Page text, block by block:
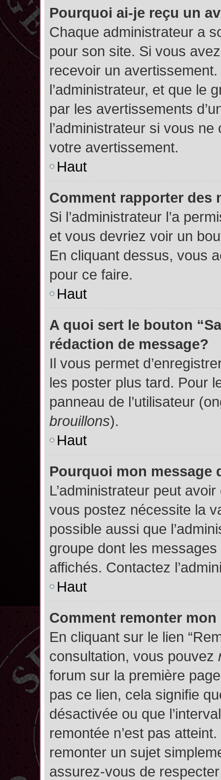
Pourquoi ai-je reçu un
Chaque administrateur a
pour son site. Si vous
recevoir un
l’administrateur, et que le
par les avertissements
l’administrateur si vous
votre avertissement.
Haut
Comment rapporter des
Si l’administrateur l’a
et vous devriez voir un
En cliquant dessus, vous
pour ce faire.
Haut
A quoi sert le bouton
rédaction de message?
Il vous permet
les poster plus tard. Pour
panneau de l’utilisateur
brouillons).
Haut
Pourquoi mon message
L’administrateur peut
vous postez nécessite la
possible aussi que
groupe dont les
affichés. Contactez
Haut
Comment remonter
En cliquant sur le lien
consultation, vous pouvez
forum sur la première
pas ce lien, cela signifie
désactivée ou que
remontée n’est pas
remonter un sujet
assurez-vous de